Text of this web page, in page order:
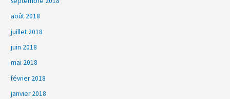
août 2018
juillet 2018
juin 2018
mai 2018
février 2018
janvier 2018